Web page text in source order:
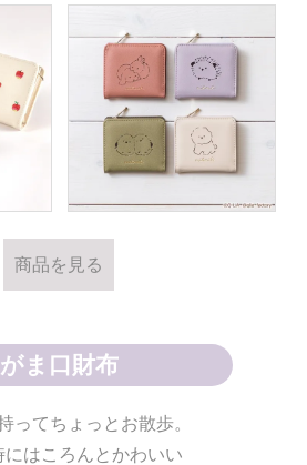
商品を見る
商品を見る
がま口財布
ってちょっとお散歩。
にはころんとかわいい